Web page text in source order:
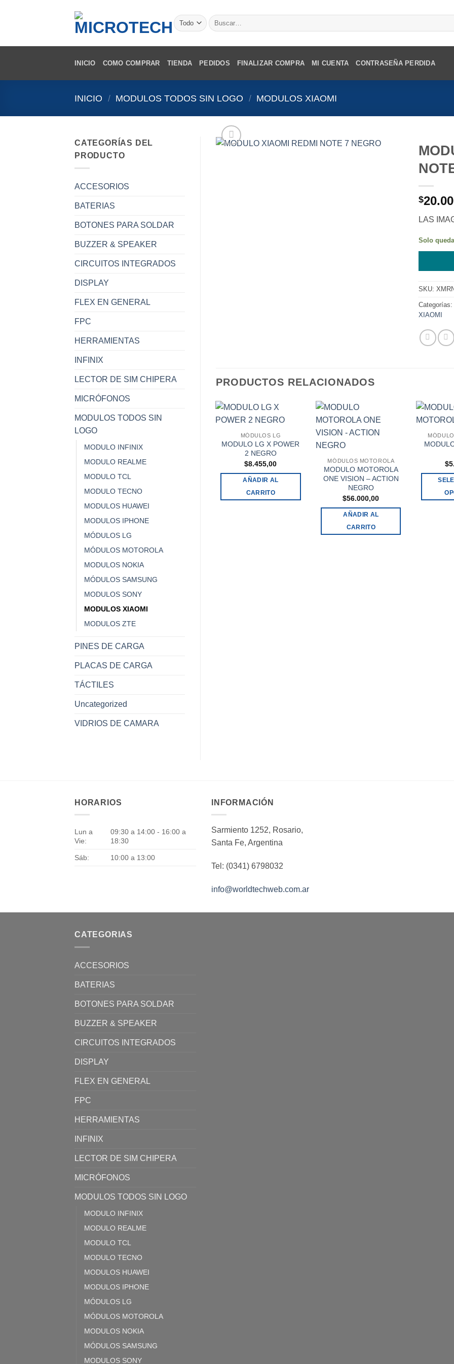
Buscar
por:
INICIO COMO COMPRAR TIENDA PEDIDOS FINALIZAR COMPRA MI CUENTA CONTRASEÑA PERDIDA
INICIO / MODULOS TODOS SIN LOGO / MODULOS XIAOMI
CATEGORÍAS DEL
PRODUCTO
ACCESORIOS
BATERIAS
BOTONES PARA SOLDAR
BUZZER & SPEAKER
CIRCUITOS INTEGRADOS
DISPLAY
FLEX EN GENERAL
FPC
HERRAMIENTAS
INFINIX
LECTOR DE SIM CHIPERA
MICRÓFONOS
MODULOS TODOS SIN
LOGO
MODULO INFINIX
MODULO REALME
MODULO TCL
MODULO TECNO
MODULOS HUAWEI
MODULOS IPHONE
MÓDULOS LG
MÓDULOS MOTOROLA
MODULOS NOKIA
MÓDULOS SAMSUNG
MODULOS SONY
MODULOS XIAOMI
MODULOS ZTE
PINES DE CARGA
PLACAS DE CARGA
TÁCTILES
Uncategorized
VIDRIOS DE CAMARA
$
LAS
Solo
SKU:
Categorías:
XIAOMI
PRODUCTOS RELACIONADOS
MÓDULOS LG
MODULO LG X POWER
2 NEGRO
$8.455,00
AÑADIR AL
CARRITO
MÓDULOS MOTOROLA
MODULO MOTOROLA
ONE VISION – ACTION
NEGRO
$56.000,00
AÑADIR AL
CARRITO
$
HORARIOS
Lun a
Vie:
09:30 a 14:00 - 16:00 a
18:30
Sáb: 10:00 a 13:00
INFORMACIÓN
Sarmiento 1252, Rosario,
Santa Fe, Argentina
Tel: (0341) 6798032
info@worldtechweb.com.ar
CATEGORIAS
ACCESORIOS
BATERIAS
BOTONES PARA SOLDAR
BUZZER & SPEAKER
CIRCUITOS INTEGRADOS
DISPLAY
FLEX EN GENERAL
FPC
HERRAMIENTAS
INFINIX
LECTOR DE SIM CHIPERA
MICRÓFONOS
MODULOS TODOS SIN LOGO
MODULO INFINIX
MODULO REALME
MODULO TCL
MODULO TECNO
MODULOS HUAWEI
MODULOS IPHONE
MÓDULOS LG
MÓDULOS MOTOROLA
MODULOS NOKIA
MÓDULOS SAMSUNG
MODULOS SONY